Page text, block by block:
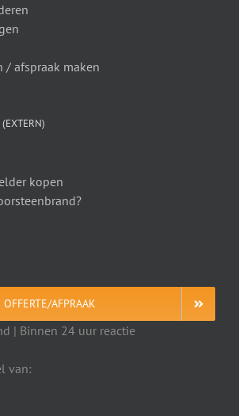
/ afspraak maken
kopen
OFFERTE/AFPRAAK
| Binnen 24 uur reactie
van: